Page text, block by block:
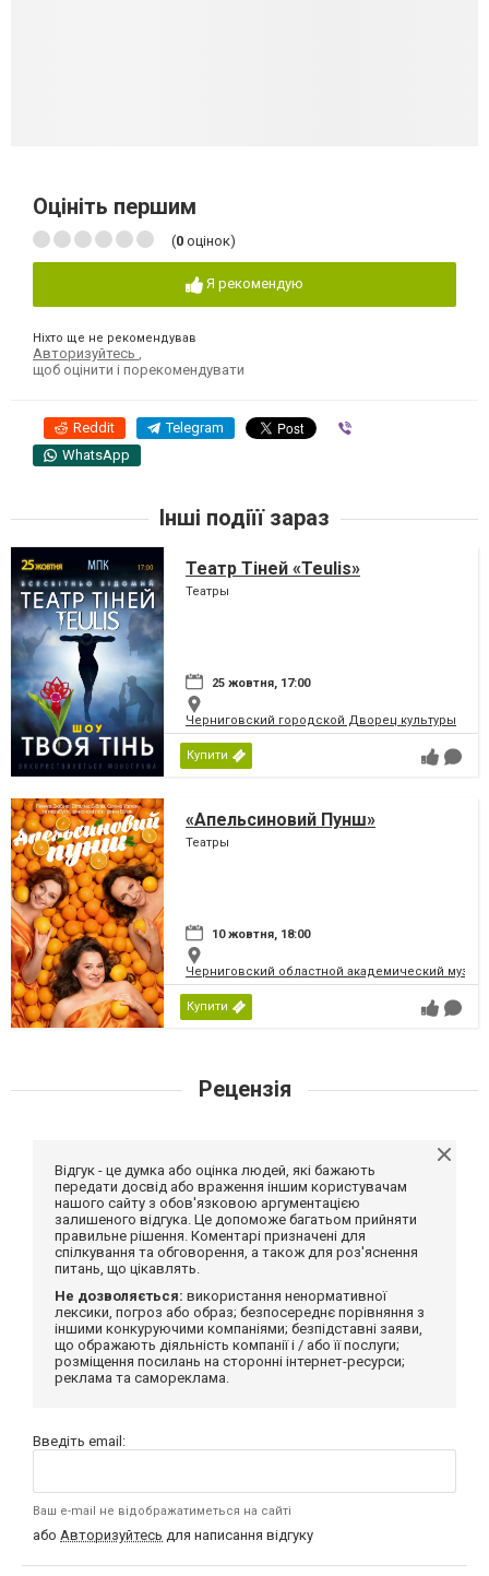
Оцініть першим
(0 оцінок)
Я рекомендую
Ніхто ще не рекомендував
Авторизуйтесь
щоб оцінити і порекомендувати
Reddit Telegram
WhatsApp
Інші подіїї зараз
Театр Тіней «Teulis»
Театры
25 жовтня, 17:00
Черниговский городской Дворец культуры
Купити
«Апельсиновий Пунш»
Театры
10 жовтня, 18:00
Черниговский областной академический
Купити
Рецензія
Відгук - це думка або оцінка людей, які бажають
передати досвід або враження іншим користувачам
нашого сайту з обов'язковою аргументацією
залишеного відгука. Це допоможе багатьом прийняти
правильне рішення. Коментарі призначені для
спілкування та обговорення, а також для роз'яснення
питань, що цікавлять.
Не дозволяється: використання ненормативної
лексики, погроз або образ; безпосереднє порівняння з
іншими конкуруючими компаніями; безпідставні заяви,
що ображають діяльність компанії і / або її послуги;
розміщення посилань на сторонні інтернет-ресурси;
реклама та самореклама.
Введіть email:
Ваш e-mail не відображатиметься на сайті
або Авторизуйтесь для написання відгуку